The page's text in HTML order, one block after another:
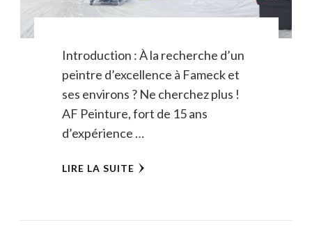
Introduction : À la recherche d’un
peintre d’excellence à Fameck et
ses environs ? Ne cherchez plus !
AF Peinture, fort de 15 ans
d’expérience …
LIRE LA SUITE